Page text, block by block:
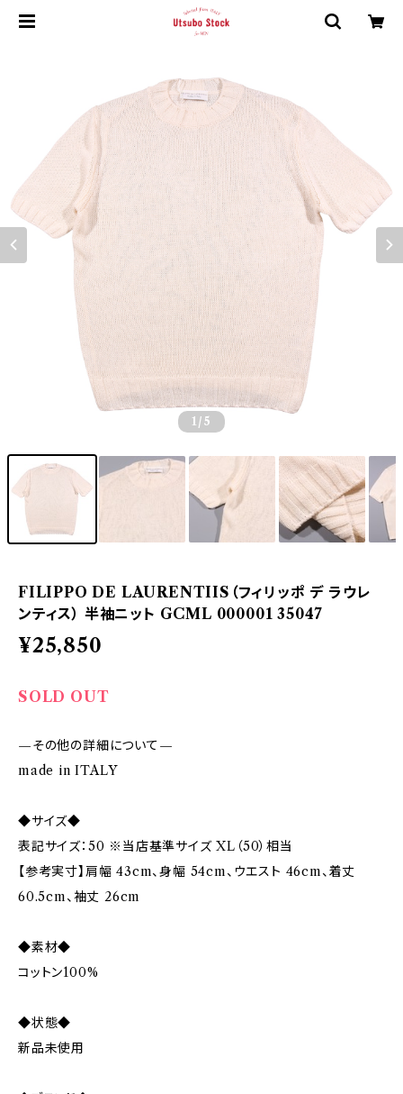
1 /5
FILIPPO DE LAURENTIIS（フィリッポ デ ラウレ
ンティス） 半袖ニット GCML 000001 35047
¥25,850
SOLD OUT
—その他の詳細について—
made in ITALY
◆サイズ◆
表記サイズ：50 ※当店基準サイズ XL（50）相当
【参考実寸】肩幅 43cm、身幅 54cm、ウエスト 46cm、着丈
60.5cm、袖丈 26cm
◆素材◆
コットン100%
◆状態◆
新品未使用